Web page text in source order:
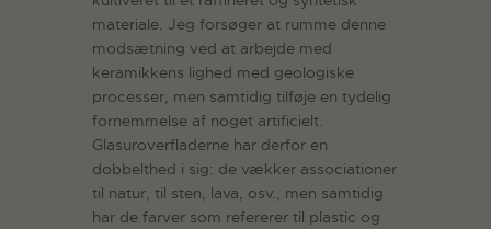
materiale. Jeg forsøger at rumme denne
modsætning ved at arbejde med
keramikkens lighed med geologiske
processer, men samtidig tilføje en tydelig
fornemmelse af noget artificielt.
Glasuroverfladerne har derfor en
dobbelthed i sig: de vækker associationer
til natur, til sten, lava, osv., men samtidig
har de farver som refererer til plastic og